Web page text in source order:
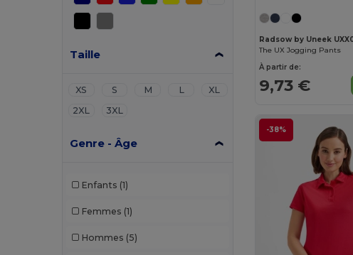
Taille
XS S M L
XL
2XL
3XL
Genre - Âge
Enfants (1)
Femmes (1)
Hommes (5)
Radsow by Uneek
The UX Jogging Pants
À partir de:
9,73 €
-38%